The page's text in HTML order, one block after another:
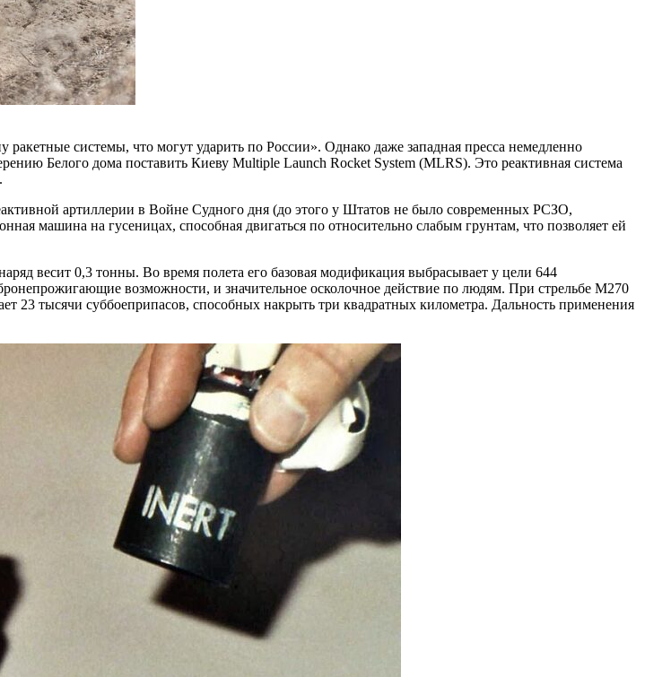
системы, что могут ударить по России». Однако даже западная пресса немедленно
Белого дома поставить Киеву Multiple Launch Rocket System (MLRS). Это реактивная система
артиллерии в Войне Судного дня (до этого у Штатов не было современных РСЗО,
машина на гусеницах, способная двигаться по относительно слабым грунтам, что позволяет ей
весит 0,3 тонны. Во время полета его базовая модификация выбрасывает у цели 644
возможности, и значительное осколочное действие по людям. При стрельбе M270
23 тысячи суббоеприпасов, способных накрыть три квадратных километра. Дальность применения